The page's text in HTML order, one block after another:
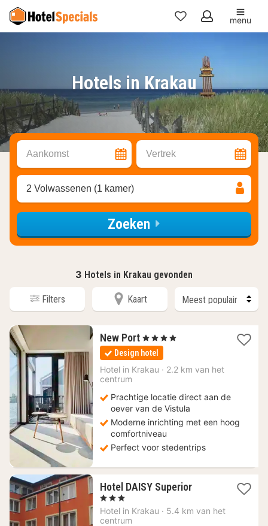
Mijn
menu
Hotels in Krakau
Aankomst Vertrek
2 Volwassenen (1 kamer)
Zoeken
3 Hotels in Krakau gevonden
Filters Kaart
New Port 1
nacht
vanaf
93,95
, 4 Sterren
Design hotel
Hotel in Krakau · 2.2 km van het
centrum
Prachtige locatie direct aan de
oever van de Vistula
Moderne inrichting met een hoog
comfortniveau
Perfect voor stedentrips
Hotel DAISY Superior1
vanaf
, 3 Sterren
Hotel in Krakau · 5.4 km van het
centrum